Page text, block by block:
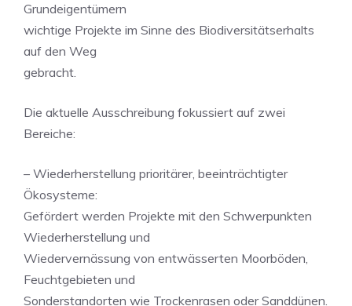
Grundeigentümern
wichtige Projekte im Sinne des Biodiversitätserhalts
auf den Weg
gebracht.
Die aktuelle Ausschreibung fokussiert auf zwei
Bereiche:
– Wiederherstellung prioritärer, beeinträchtigter
Ökosysteme:
Gefördert werden Projekte mit den Schwerpunkten
Wiederherstellung und
Wiedervernässung von entwässerten Moorböden,
Feuchtgebieten und
Sonderstandorten wie Trockenrasen oder Sanddünen.